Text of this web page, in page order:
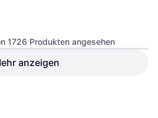
cm
VEVOR Baseball Schlagmatte
1726 Produkten angesehen
anzeigen